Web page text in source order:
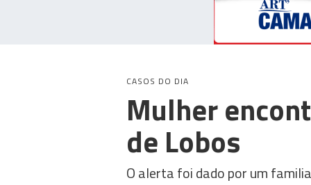
CASOS DO DIA
Mulher
de Lobos
O alerta foi dado por um